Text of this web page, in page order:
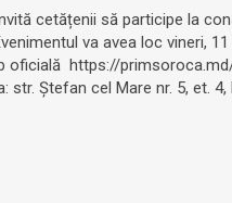
cetățenii să participe la
va avea loc vineri,
oficială https://
str. Ștefan cel Mare nr. 5, et.